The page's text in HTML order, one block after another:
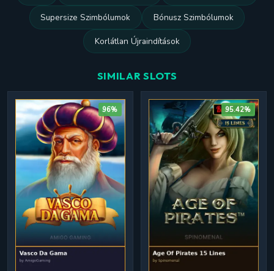
Supersize Szimbólumok Bónusz Szimbólumok
Korlátlan Újraindítások
SIMILAR SLOTS
96% 95.42%